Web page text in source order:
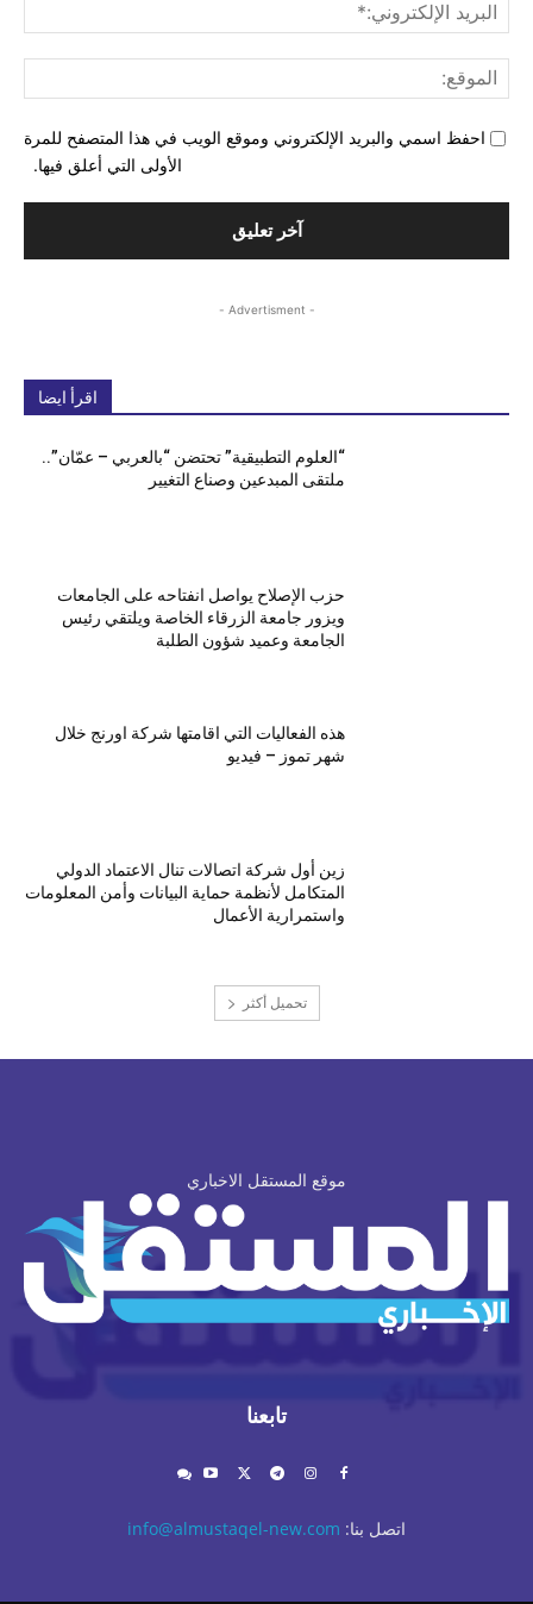
احفظ اسمي والبريد الإلكتروني وموقع الويب في هذا المتصفح للمرة
الأولى التي أعلق فيها.
- Advertisment -
اقرأ ايضا
“العلوم التطبيقية” تحتضن “بالعربي – عمّان”..
ملتقى المبدعين وصناع التغيير
حزب الإصلاح يواصل انفتاحه على الجامعات
ويزور جامعة الزرقاء الخاصة ويلتقي رئيس
الجامعة وعميد شؤون الطلبة
هذه الفعاليات التي اقامتها شركة اورنج خلال
شهر تموز – فيديو
زين أول شركة اتصالات تنال الاعتماد الدولي
المتكامل لأنظمة حماية البيانات وأمن المعلومات
واستمرارية الأعمال
تحميل أكثر
موقع المستقل الاخباري
تابعنا
اتصل بنا: info@almustaqel-new.com